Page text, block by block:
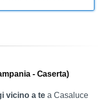
- Caserta)
vicino a tea Casaluce